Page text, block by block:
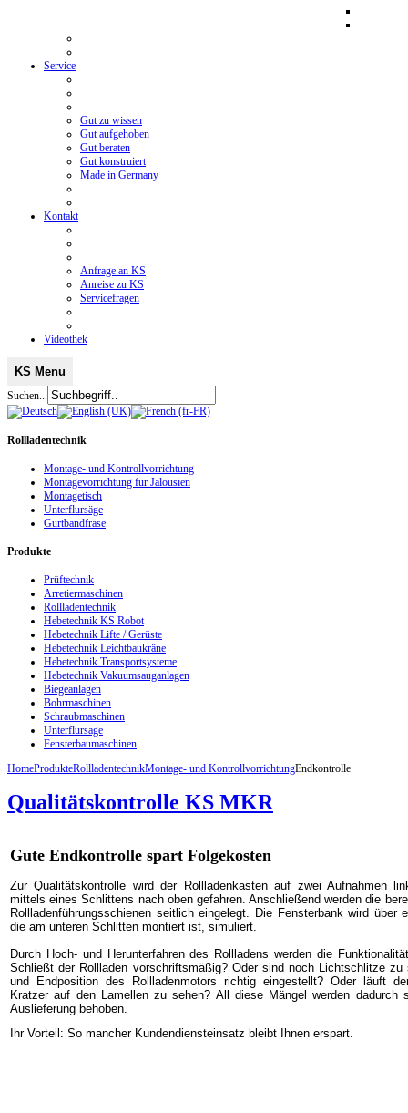
Service
Gut zu wissen
Gut aufgehoben
Gut beraten
Gut konstruiert
Made in Germany
Kontakt
Anfrage an KS
Anreise zu KS
Servicefragen
Videothek
KS Menu
Suchen...
Rollladentechnik
Montage- und Kontrollvorrichtung
Montagevorrichtung für Jalousien
Montagetisch
Unterflursäge
Gurtbandfräse
Produkte
Prüftechnik
Arretiermaschinen
Rollladentechnik
Hebetechnik KS Robot
Hebetechnik Lifte / Gerüste
Hebetechnik Leichtbaukräne
Hebetechnik Transportsysteme
Hebetechnik Vakuumsauganlagen
Biegeanlagen
Bohrmaschinen
Schraubmaschinen
Unterflursäge
Fensterbaumaschinen
HomeProdukteRollladentechnikMontage- und KontrollvorrichtungEndkontrolle
Qualitätskontrolle KS MKR
Gute Endkontrolle spart Folgekosten
Zur Qualitätskontrolle wird der Rollladenkasten auf zwei Aufnahmen
mittels eines Schlittens nach oben gefahren. Anschließend werden die
Rollladenführungsschienen seitlich eingelegt. Die Fensterbank wird über
die am unteren Schlitten montiert ist, simuliert.
Durch Hoch- und Herunterfahren des Rollladens werden die
Schließt der Rollladen vorschriftsmäßig? Oder sind noch Lichtschlitze zu
und Endposition des Rollladenmotors richtig eingestellt? Oder läuft
Kratzer auf den Lamellen zu sehen? All diese Mängel werden dadurch
Auslieferung behoben.
Ihr Vorteil: So mancher Kundendiensteinsatz bleibt Ihnen erspart.